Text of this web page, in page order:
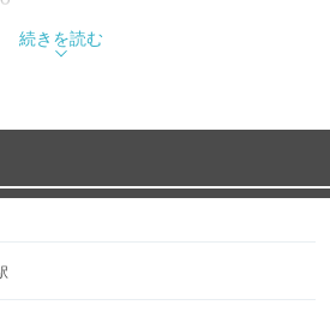
染症の対策に関して】
テーブルにアクリル板を設置して
続きを読む